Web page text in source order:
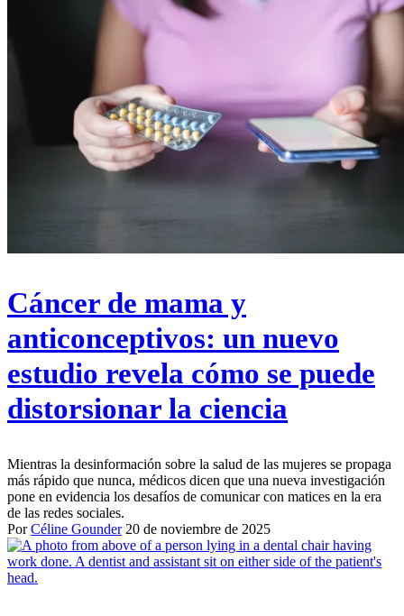
Cáncer de mama y
anticonceptivos: un nuevo
estudio revela cómo se puede
distorsionar la ciencia
Mientras la desinformación sobre la salud de las mujeres se propaga
más rápido que nunca, médicos dicen que una nueva investigación
pone en evidencia los desafíos de comunicar con matices en la era
de las redes sociales.
PorCéline Gounder 20 de noviembre de 2025